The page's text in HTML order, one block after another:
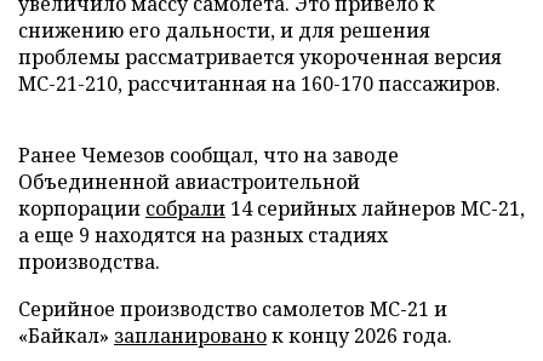
снижению его дальности, и для решения
проблемы рассматривается укороченная версия
МС-21-210, рассчитанная на 160-170 пассажиров.
Ранее Чемезов сообщал, что на заводе
Объединенной авиастроительной
корпорации собрали 14 серийных лайнеров МС-21,
а еще 9 находятся на разных стадиях
производства.
Серийное производство самолетов МС-21 и
«Байкал» запланированок концу 2026 года.